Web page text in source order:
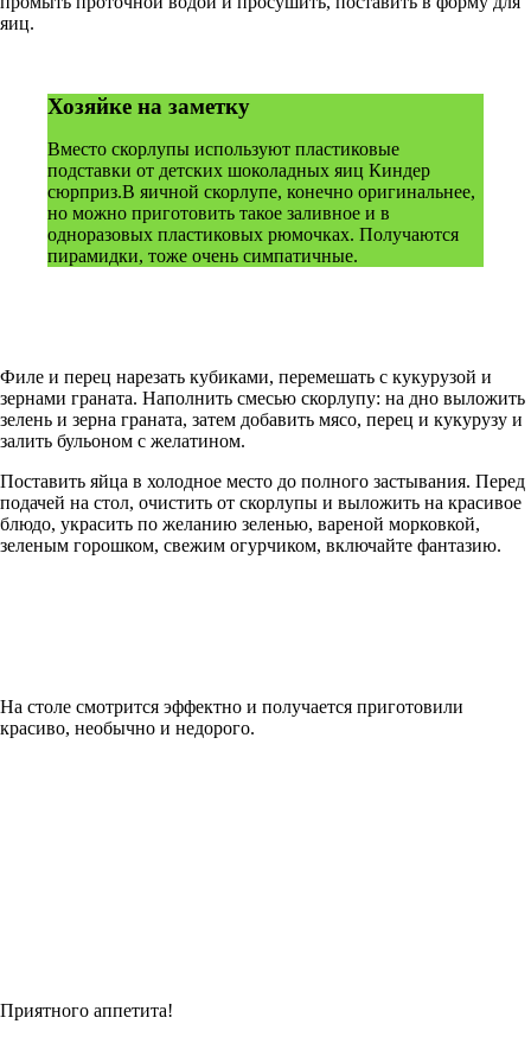
яиц.
Хозяйке на заметку
Вместо скорлупы используют пластиковые
подставки от детских шоколадных яиц Киндер
сюрприз.В яичной скорлупе, конечно оригинальнее,
но можно приготовить такое заливное и в
одноразовых пластиковых рюмочках. Получаются
пирамидки, тоже очень симпатичные.
Филе и перец нарезать кубиками, перемешать с кукурузой и
зернами граната. Наполнить смесью скорлупу: на дно выложить
зелень и зерна граната, затем добавить мясо, перец и кукурузу и
залить бульоном с желатином.
Поставить яйца в холодное место до полного застывания. Перед
подачей на стол, очистить от скорлупы и выложить на красивое
блюдо, украсить по желанию зеленью, вареной морковкой,
зеленым горошком, свежим огурчиком, включайте фантазию.
На столе смотрится эффектно и получается приготовили
красиво, необычно и недорого.
Приятного аппетита!